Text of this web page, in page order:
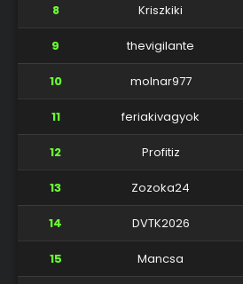
8 Kriszkiki
9 thevigilante
10 molnar977
11 feriakivagyok
12 Profitiz
13 Zozoka24
14 DVTK2026
15 Mancsa